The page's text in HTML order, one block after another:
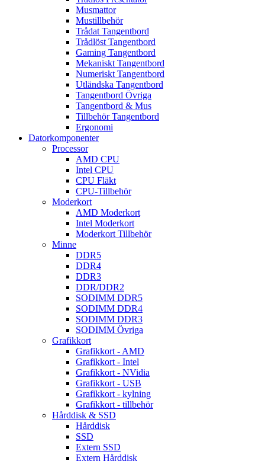
Musmattor
Mustillbehör
Trådat Tangentbord
Trådlöst Tangentbord
Gaming Tangentbord
Mekaniskt Tangentbord
Numeriskt Tangentbord
Utländska Tangentbord
Tangentbord Övriga
Tangentbord & Mus
Tillbehör Tangentbord
Ergonomi
Datorkomponenter
Processor
AMD CPU
Intel CPU
CPU Fläkt
CPU-Tillbehör
Moderkort
AMD Moderkort
Intel Moderkort
Moderkort Tillbehör
Minne
DDR5
DDR4
DDR3
DDR/DDR2
SODIMM DDR5
SODIMM DDR4
SODIMM DDR3
SODIMM Övriga
Grafikkort
Grafikkort - AMD
Grafikkort - Intel
Grafikkort - NVidia
Grafikkort - USB
Grafikkort - kylning
Grafikkort - tillbehör
Hårddisk & SSD
Hårddisk
SSD
Extern SSD
Extern Hårddisk